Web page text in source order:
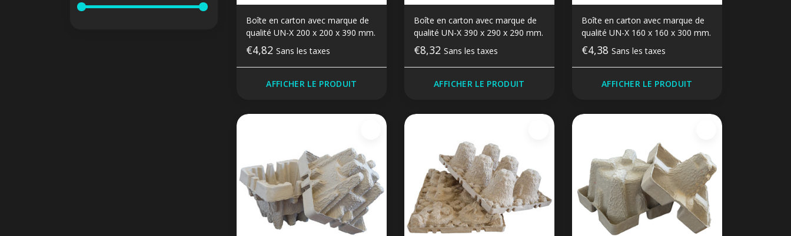
Boîte en carton avec marque de
qualité UN-X 200 x 200 x 390 mm.
€4,82 Sans les taxes
AFFICHER LE PRODUIT
Boîte en carton avec marque de
qualité UN-X 390 x 290 x 290 mm.
€8,32 Sans les taxes
AFFICHER LE PRODUIT
Boîte en carton avec marque de
qualité UN-X 160 x 160 x 300 mm.
€4,38 Sans les taxes
AFFICHER LE PRODUIT